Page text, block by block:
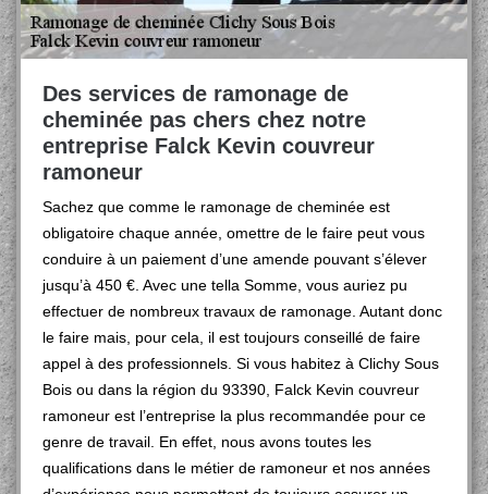
Des services de ramonage de
cheminée pas chers chez notre
entreprise Falck Kevin couvreur
ramoneur
Sachez que comme le ramonage de cheminée est
obligatoire chaque année, omettre de le faire peut vous
conduire à un paiement d’une amende pouvant s’élever
jusqu’à 450 €. Avec une tella Somme, vous auriez pu
effectuer de nombreux travaux de ramonage. Autant donc
le faire mais, pour cela, il est toujours conseillé de faire
appel à des professionnels. Si vous habitez à Clichy Sous
Bois ou dans la région du 93390, Falck Kevin couvreur
ramoneur est l’entreprise la plus recommandée pour ce
genre de travail. En effet, nous avons toutes les
qualifications dans le métier de ramoneur et nos années